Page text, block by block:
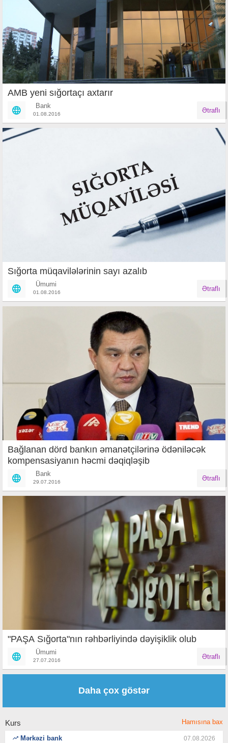
A​MB yeni sığortaçı axtarır
Bank
01.08.2016 Ətraflı
Sığorta müqavilələrinin sayı azalıb
Ümumi
01.08.2016 Ətraflı
Bağlanan dörd bankın əmanətçilərinə ödəniləcək
kompensasiyanın həcmi dəqiqləşib
Bank
29.07.2016 Ətraflı
"PAŞA Sığorta"nın rəhbərliyində dəyişiklik olub
Ümumi
27.07.2016 Ətraflı
Daha çox göstər
Kurs Hamısına bax
Mərkəzi bank 07.08.2026